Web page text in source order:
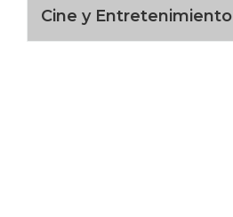
Cine y Entretenimiento